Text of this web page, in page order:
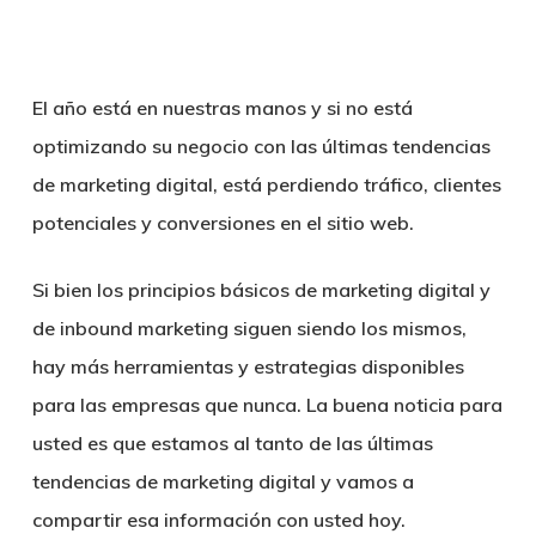
El año está en nuestras manos y si no está
optimizando su negocio con las últimas tendencias
de marketing digital, está perdiendo tráfico, clientes
potenciales y conversiones en el sitio web.
Si bien los principios básicos de marketing digital y
de inbound marketing siguen siendo los mismos,
hay más herramientas y estrategias disponibles
para las empresas que nunca. La buena noticia para
usted es que estamos al tanto de las últimas
tendencias de marketing digital y vamos a
compartir esa información con usted hoy.